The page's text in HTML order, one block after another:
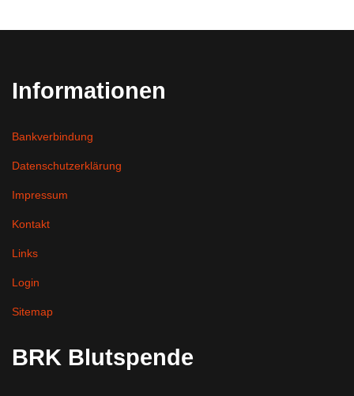
Informationen
Bankverbindung
Datenschutzerklärung
Impressum
Kontakt
Links
Login
Sitemap
BRK Blutspende